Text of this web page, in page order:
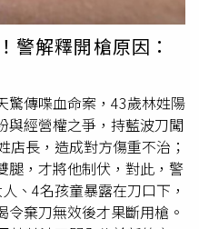
牌。這場決賽同時也是現
軍阿根廷正面交鋒，並上
星亞馬爾的焦點對決。阿
隊史第二座世界盃冠軍。
人的情況迎戰，能否守住防
最大看點。
警解釋開槍原因：
驚傳喋血命案，43歲林姓陽
與經營權之爭，持藍波刀闖
店長，造成對方傷重不治；
腿，才將他制伏，對此，警
、4名孩童暴露在刀口下，
棄刀無效後才果斷用槍。